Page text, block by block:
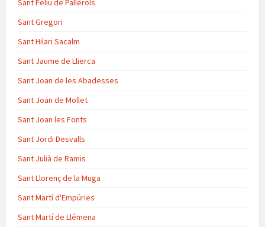
Sant Feliu de Pallerols
Sant Gregori
Sant Hilari Sacalm
Sant Jaume de Llierca
Sant Joan de les Abadesses
Sant Joan de Mollet
Sant Joan les Fonts
Sant Jordi Desvalls
Sant Julià de Ramis
Sant Llorenç de la Muga
Sant Martí d'Empúries
Sant Martí de Llémena